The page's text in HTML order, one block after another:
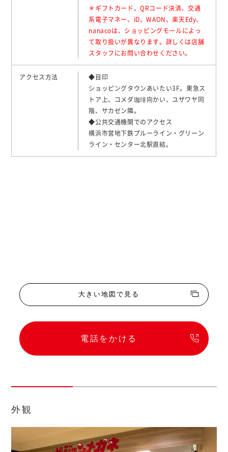
＊ギフトカード、QRコード決済、交通
系電子マネー、iD、WAON、楽天Edy、
nanacoは、ショッピングモールによっ
て取り扱いが異なります。詳しくは店舗
スタッフにお問い合わせください。
アクセス方法
◆目印
ショッピングタウンあいたい3F。東急ス
トア上、コメダ珈琲向かい、ユザワヤ同
階、サカゼン隣。
◆公共交通機関でのアクセス
横浜市営地下鉄ブルーライン・グリーン
ライン・センター北駅直結。
大きい地図で見る
電話をかける
外観